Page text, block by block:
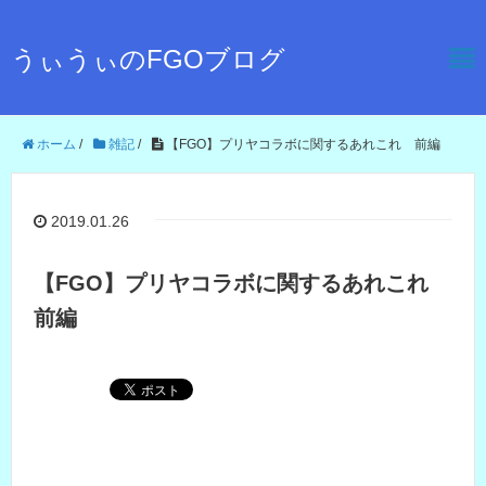
うぃうぃのFGOブログ
ホーム / 雑記 / 【FGO】プリヤコラボに関するあれこれ 前編
2019.01.26
【FGO】プリヤコラボに関するあれこれ
前編